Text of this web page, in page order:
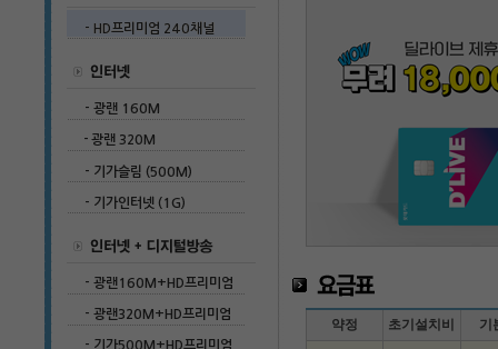
약정 초기설치비 기